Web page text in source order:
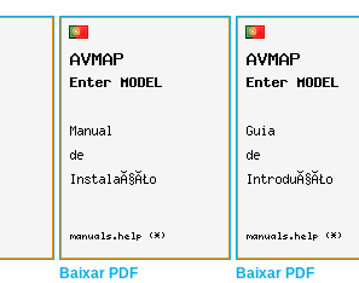
Baixar PDF Baixar PDF